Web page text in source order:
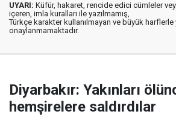
UYARI: Küfür, hakaret, rencide edici cümleler
içeren, imla kuralları ile yazılmamış,
Türkçe karakter kullanılmayan ve büyük harflerle
onaylanmamaktadır.
Diyarbakır: Yakınları
hemşirelere saldırdılar